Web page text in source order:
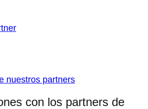
nuestros partners
con los partners de